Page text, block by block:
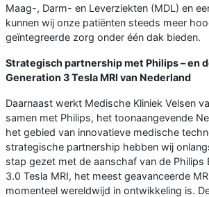
Maag-, Darm- en Leverziekten (MDL) en
kunnen wij onze patiënten steeds meer
geïntegreerde zorg onder één dak bieden.
Strategisch partnership met Philips – en
Generation 3 Tesla MRI van Nederland
Daarnaast werkt Medische Kliniek Velsen
samen met Philips, het toonaangevende
het gebied van innovatieve medische
strategische partnership hebben wij
stap gezet met de aanschaf van de Philips
3.0 Tesla MRI, het meest geavanceerde
momenteel wereldwijd in ontwikkeling is.